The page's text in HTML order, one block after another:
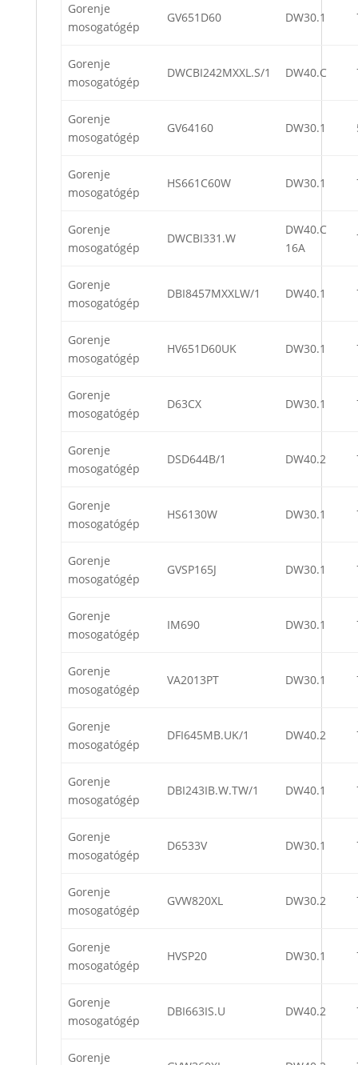
Gorenje
mosogatógép
GV651D60 DW30.1
Gorenje
mosogatógép
DWCBI242MXXL.S/1 DW40.C
Gorenje
mosogatógép
GV64160 DW30.1
Gorenje
mosogatógép
HS661C60W DW30.1
Gorenje
mosogatógép
DWCBI331.W
DW40.C
16A
Gorenje
mosogatógép
DBI8457MXXLW/1 DW40.1
Gorenje
mosogatógép
HV651D60UK DW30.1
Gorenje
mosogatógép
D63CX DW30.1
Gorenje
mosogatógép
DSD644B/1 DW40.2
Gorenje
mosogatógép
HS6130W DW30.1
Gorenje
mosogatógép
GVSP165J DW30.1
Gorenje
mosogatógép
IM690 DW30.1
Gorenje
mosogatógép
VA2013PT DW30.1
Gorenje
mosogatógép
DFI645MB.UK/1 DW40.2
Gorenje
mosogatógép
DBI243IB.W.TW/1 DW40.1
Gorenje
mosogatógép
D6533V DW30.1
Gorenje
mosogatógép
GVW820XL DW30.2
Gorenje
mosogatógép
HVSP20 DW30.1
Gorenje
mosogatógép
DBI663IS.U DW40.2
Gorenje